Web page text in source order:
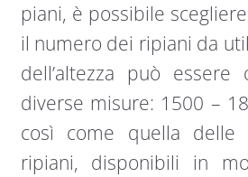
piani, è possibile
il numero dei ripiani da
dell’altezza può
diverse misure: 1500 –
così come quella delle
ripiani, disponibili in